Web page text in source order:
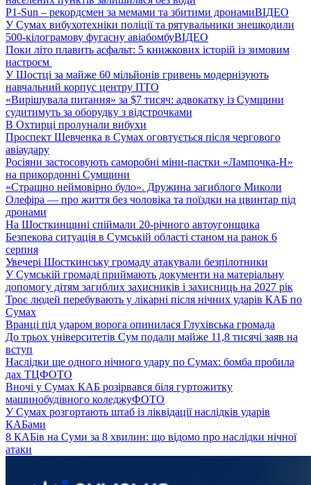
P1-Sun – рекордсмен за мемами та збитими дронамиВІДЕО
У Сумах вибухотехніки поліції та рятувальники знешкодили
500-кілограмову фугасну авіабомбуВІДЕО
Поки літо плавить асфальт: 5 книжкових історій із зимовим
настроєм
У Шостці за майже 60 мільйонів гривень модернізують
навчальний корпус центру ПТО
«Вирішувала питання» за $7 тисяч: адвокатку із Сумщини
судитимуть за оборудку з відстрочками
В Охтирці пролунали вибухи
Проспект Шевченка в Сумах оговтується після чергового
авіаудару
Росіяни застосовують саморобні міни-пастки «Лампочка-Н»
на прикордонні Сумщини
«Страшно неймовірно було». Дружина загиблого Миколи
Олефіра — про життя без чоловіка та поїздки на цвинтар під
дронами
На Шосткинщині спіймали 20-річного автоугонщика
Безпекова ситуація в Сумській області станом на ранок 6
серпня
Увечері Шосткинську громаду атакували безпілотники
У Сумській громаді приймають документи на матеріальну
допомогу дітям загиблих захисників і захисниць на 2027 рік
Троє людей перебувають у лікарні після нічних ударів КАБ по
Сумах
Вранці під ударом ворога опинилася Глухівська громада
До трьох університетів Сум подали майже 11,8 тисячі заяв на
вступ
Наслідки ще одного нічного удару по Сумах: бомба пробила
дах ТЦФОТО
Вночі у Сумах КАБ розірвався біля гуртожитку
машинобудівного коледжуФОТО
У Сумах розгортають штаб із ліквідації наслідків ударів
КАБами
8 КАБів на Суми за 8 хвилин: що відомо про наслідки нічної
атаки